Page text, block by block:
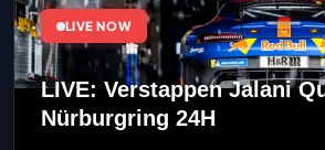
LIVE NOW
LIVE: Verstappen Jalani
Nürburgring 24H